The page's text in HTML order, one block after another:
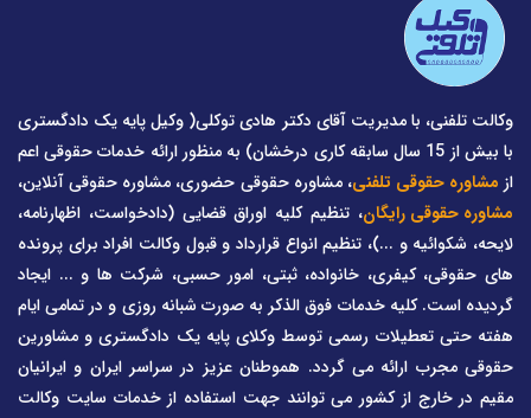
وکالت تلفنی، با مدیریت آقای دکتر هادی توکلی( وکیل پایه یک دادگستری
با بیش از 15 سال سابقه کاری درخشان) به منظور ارائه خدمات حقوقی اعم
از مشاوره حقوقی تلفنی، مشاوره حقوقی حضوری، مشاوره حقوقی آنلاین،
مشاوره حقوقی رایگان، تنظیم کلیه اوراق قضایی (دادخواست، اظهارنامه،
لایحه، شکوائیه و ...)، تنظیم انواع قرارداد و قبول وکالت افراد برای پرونده
های حقوقی، کیفری، خانواده، ثبتی، امور حسبی، شرکت ها و ... ایجاد
گردیده است. کلیه خدمات فوق الذکر به صورت شبانه روزی و در تمامی ایام
هفته حتی تعطیلات رسمی توسط وکلای پایه یک دادگستری و مشاورین
حقوقی مجرب ارائه می گردد. هموطنان عزیز در سراسر ایران و ایرانیان
مقیم در خارج از کشور می توانند جهت استفاده از خدمات سایت وکالت